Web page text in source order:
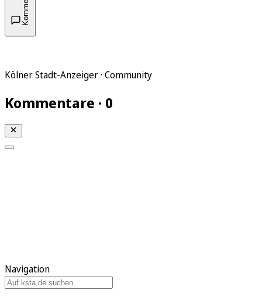
Kölner Stadt-Anzeiger · Community
Kommentare · 0
Navigation